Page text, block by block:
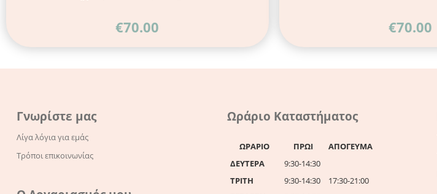
€70.00 €70.00
Γνωρίστε μας
Λίγα λόγια για εμάς
Τρόποι επικοινωνίας
Ωράριο Καταστήματος
ΩΡΑΡΙΟ ΠΡΩΙ
ΑΠΟΓΕΥΜΑ
ΔΕΥΤΕΡΑ
9:30-14:30
ΤΡΙΤΗ
9:30-14:30
17:30-21:00